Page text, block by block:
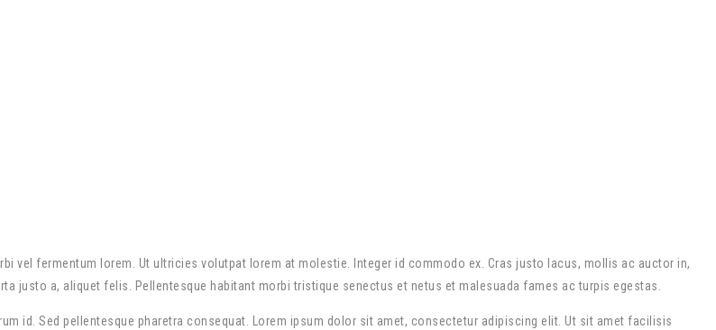
vel fermentum lorem. Ut ultricies volutpat lorem at molestie. Integer id commodo ex. Cras justo lacus, mollis ac auctor in,
justo a, aliquet felis. Pellentesque habitant morbi tristique senectus et netus et malesuada fames ac turpis egestas.
id. Sed pellentesque pharetra consequat. Lorem ipsum dolor sit amet, consectetur adipiscing elit. Ut sit amet facilisis